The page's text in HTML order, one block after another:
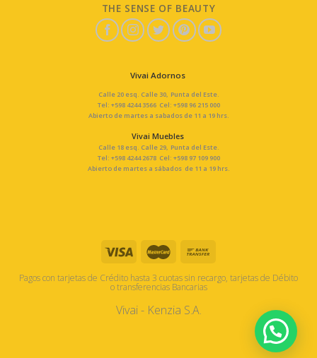
THE SENSE OF BEAUTY
Vivai Adornos
Calle 20 esq. Calle 30, Punta del Este.
Tel: +598 4244 3566 Cel: +598 96 215 000
Abierto de martes a sabados de 11 a 19 hrs.
Vivai Muebles
Calle 18 esq. Calle 29, Punta del Este.
Tel: +598 4244 2678 Cel: +598 97 109 900
Abierto de martes a sábados de 11 a 19 hrs.
Pagos con tarjetas de Crédito hasta 3 cuotas sin recargo, tarjetas de Débito
o transferencias Bancarias
Vivai - Kenzia S.A.